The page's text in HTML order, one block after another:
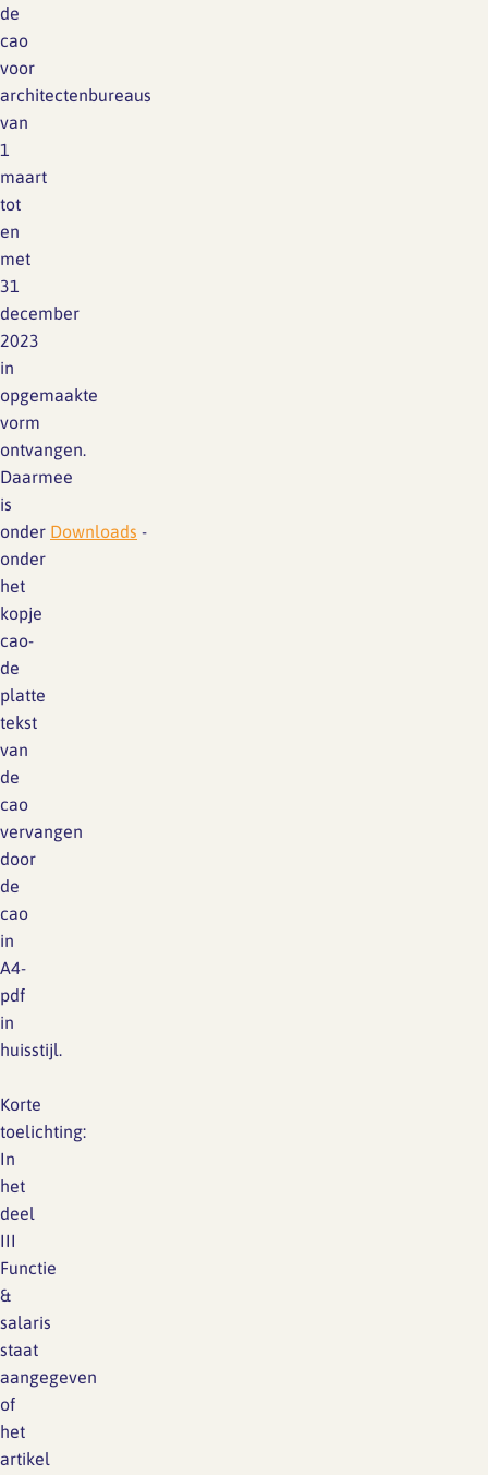
de
cao
voor
architectenbureaus
van
1
maart
tot
en
met
31
december
2023
in
opgemaakte
vorm
ontvangen.
Daarmee
is
onder Downloads -
onder
het
kopje
cao-
de
platte
tekst
van
de
cao
vervangen
door
de
cao
in
A4-
pdf
in
huisstijl.
Korte
toelichting:
In
het
deel
III
Functie
&
salaris
staat
aangegeven
of
het
artikel